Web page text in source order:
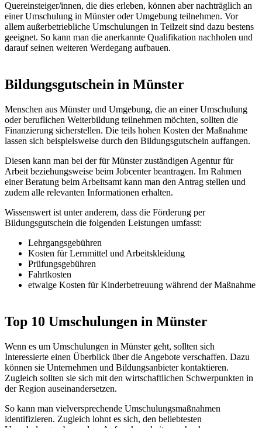
Quereinsteiger/innen, die dies erleben, können aber nachträglich an
einer Umschulung in Münster oder Umgebung teilnehmen. Vor
allem außerbetriebliche Umschulungen in Teilzeit sind dazu bestens
geeignet. So kann man die anerkannte Qualifikation nachholen und
darauf seinen weiteren Werdegang aufbauen.
Bildungsgutschein in Münster
Menschen aus Münster und Umgebung, die an einer Umschulung
oder beruflichen Weiterbildung teilnehmen möchten, sollten die
Finanzierung sicherstellen. Die teils hohen Kosten der Maßnahme
lassen sich beispielsweise durch den Bildungsgutschein auffangen.
Diesen kann man bei der für Münster zuständigen Agentur für
Arbeit beziehungsweise beim Jobcenter beantragen. Im Rahmen
einer Beratung beim Arbeitsamt kann man den Antrag stellen und
zudem alle relevanten Informationen erhalten.
Wissenswert ist unter anderem, dass die Förderung per
Bildungsgutschein die folgenden Leistungen umfasst:
Lehrgangsgebühren
Kosten für Lernmittel und Arbeitskleidung
Prüfungsgebühren
Fahrtkosten
etwaige Kosten für Kinderbetreuung während der Maßnahme
Top 10 Umschulungen in Münster
Wenn es um Umschulungen in Münster geht, sollten sich
Interessierte einen Überblick über die Angebote verschaffen. Dazu
können sie Unternehmen und Bildungsanbieter kontaktieren.
Zugleich sollten sie sich mit den wirtschaftlichen Schwerpunkten in
der Region auseinandersetzen.
So kann man vielversprechende Umschulungsmaßnahmen
identifizieren. Zugleich lohnt es sich, den beliebtesten